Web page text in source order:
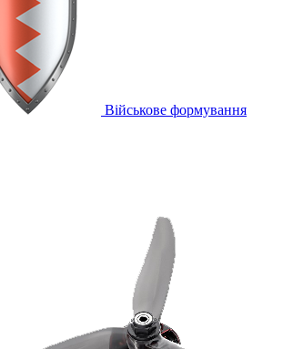
Військове формування